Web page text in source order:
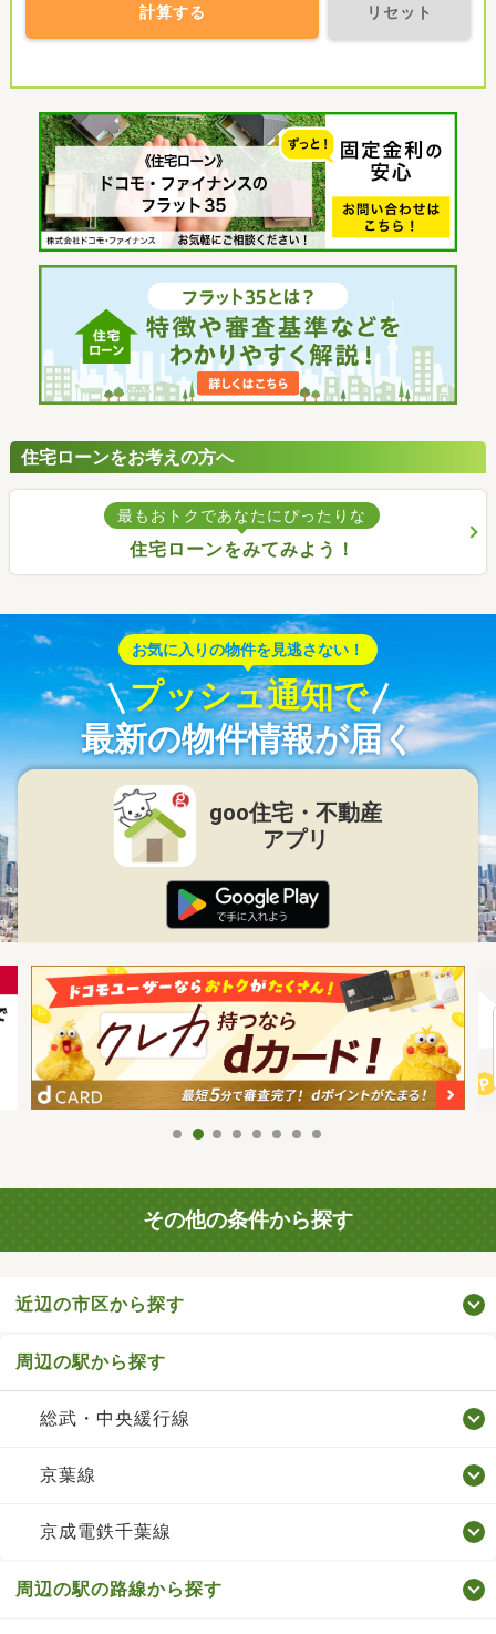
計算する リセット
住宅ローンをお考えの方へ
最もおトクであなたにぴったりな
住宅ローンをみてみよう！
お気に入りの物件を見逃さない！
プッシュ通知で
最新の物件情報が届く
goo住宅・不動産
アプリ
その他の条件から探す
近辺の市区から探す
周辺の駅から探す
総武・中央緩行線
京葉線
京成電鉄千葉線
周辺の駅の路線から探す